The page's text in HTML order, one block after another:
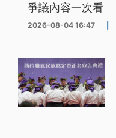
爭議內容一次看
2026-08-04 16:47